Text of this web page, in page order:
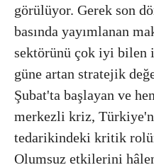
görülüyor. Gerek son
basında yayımlanan
sektörünü çok iyi bilen
güne artan stratejik
Şubat'ta başlayan ve
merkezli kriz,
tedarikindeki kritik
Olumsuz etkilerini